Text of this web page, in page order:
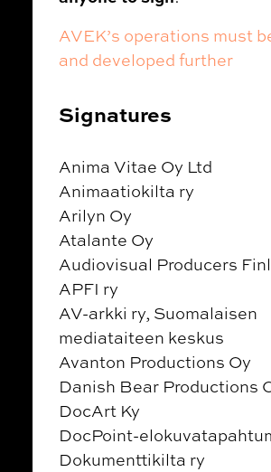
AVEK’s operations must
and developed further
Signatures
Anima Vitae Oy Ltd
Animaatiokilta ry
Arilyn Oy
Atalante Oy
Audiovisual Producers
APFI ry
AV-arkki ry, Suomalaisen
mediataiteen keskus
Avanton Productions Oy
Danish Bear Productions
DocArt Ky
DocPoint-
Dokumenttikilta ry